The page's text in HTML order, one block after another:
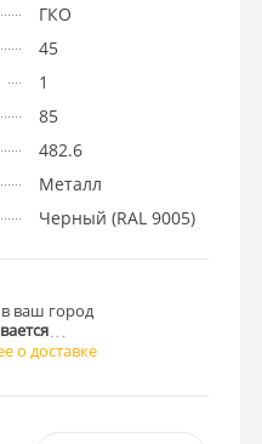
ГКО
45
1
85
482.6
Металл
Черный (RAL 9005)
ваш город
о доставке